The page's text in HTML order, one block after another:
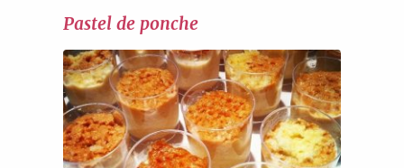
Pastel de ponche